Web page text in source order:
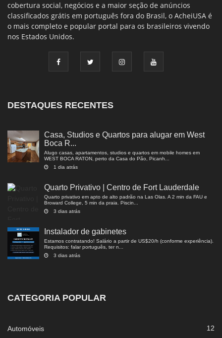
cobertura social, negócios e a maior seção de anúncios
classificados grátis em português fora do Brasil, o AcheiUSA é
o mais completo e popular portal para os brasileiros vivendo
nos Estados Unidos.
DESTAQUES RECENTES
Casa, Studios e Quartos para alugar em West
Boca R...
Alugo casas, apartamentos, studios e quartos em mobile homes em
WEST BOCA RATON, perto da Casa do Pão, Picanh...
1 dia atrás
Quarto Privativo | Centro de Fort Lauderdale
Quarto privativo em apto de alto padrão na Las Olas. A 2 min da FAU e
Broward College, 5 min da praia. Piscin...
3 dias atrás
Instalador de gabinetes
Estamos contratando! Salário a partir de US$20/h (conforme experiência).
Requisitos: falar português, ter n...
3 dias atrás
CATEGORIA POPULAR
Automóveis 12